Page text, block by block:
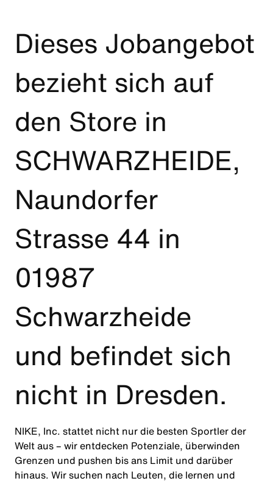
Dieses Jobangebot
bezieht sich auf
den Store in
SCHWARZHEIDE,
Naundorfer
Strasse 44 in
01987
Schwarzheide
und befindet sich
nicht in Dresden.
NIKE, Inc. stattet nicht nur die besten Sportler der
Welt aus – wir entdecken Potenziale, überwinden
Grenzen und pushen bis ans Limit und darüber
hinaus. Wir suchen nach Leuten, die lernen und